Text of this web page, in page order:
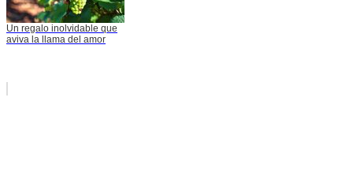
Un regalo inolvidable que
aviva la llama del amor